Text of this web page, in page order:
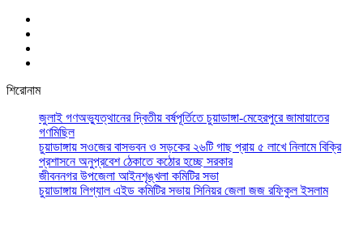
শিরোনাম
জুলাই গণঅভ্যুত্থানের দ্বিতীয় বর্ষপূর্তিতে চুয়াডাঙ্গা-মেহেরপুরে জামায়াতের
গণমিছিল
চুয়াডাঙ্গায় সওজের বাসভবন ও সড়কের ২৬টি গাছ প্রায় ৫ লাখে নিলামে বিক্রি
প্রশাসনে অনুপ্রবেশ ঠেকাতে কঠোর হচ্ছে সরকার
জীবননগর উপজেলা আইনশৃঙ্খলা কমিটির সভা
চুয়াডাঙ্গায় লিগ্যাল এইড কমিটির সভায় সিনিয়র জেলা জজ রফিকুল ইসলাম